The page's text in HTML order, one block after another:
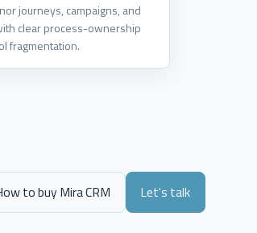
journeys, campaigns, and
clear process-ownership
fragmentation.
to buy Mira CRM Let's talk